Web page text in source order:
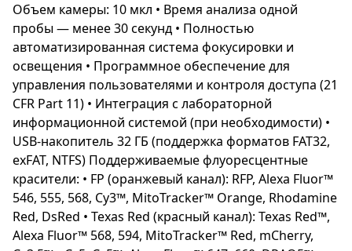
Объем камеры: 10 мкл • Время анализа одной
пробы — менее 30 секунд • Полностью
автоматизированная система фокусировки и
освещения • Программное обеспечение для
управления пользователями и контроля доступа (21
CFR Part 11) • Интеграция с лабораторной
информационной системой (при необходимости) •
USB-накопитель 32 ГБ (поддержка форматов FAT32,
exFAT, NTFS) Поддерживаемые флуоресцентные
красители: • FP (оранжевый канал): RFP, Alexa Fluor™
546, 555, 568, Cy3™, MitoTracker™ Orange, Rhodamine
Red, DsRed • Texas Red (красный канал): Texas Red™,
Alexa Fluor™ 568, 594, MitoTracker™ Red, mCherry,